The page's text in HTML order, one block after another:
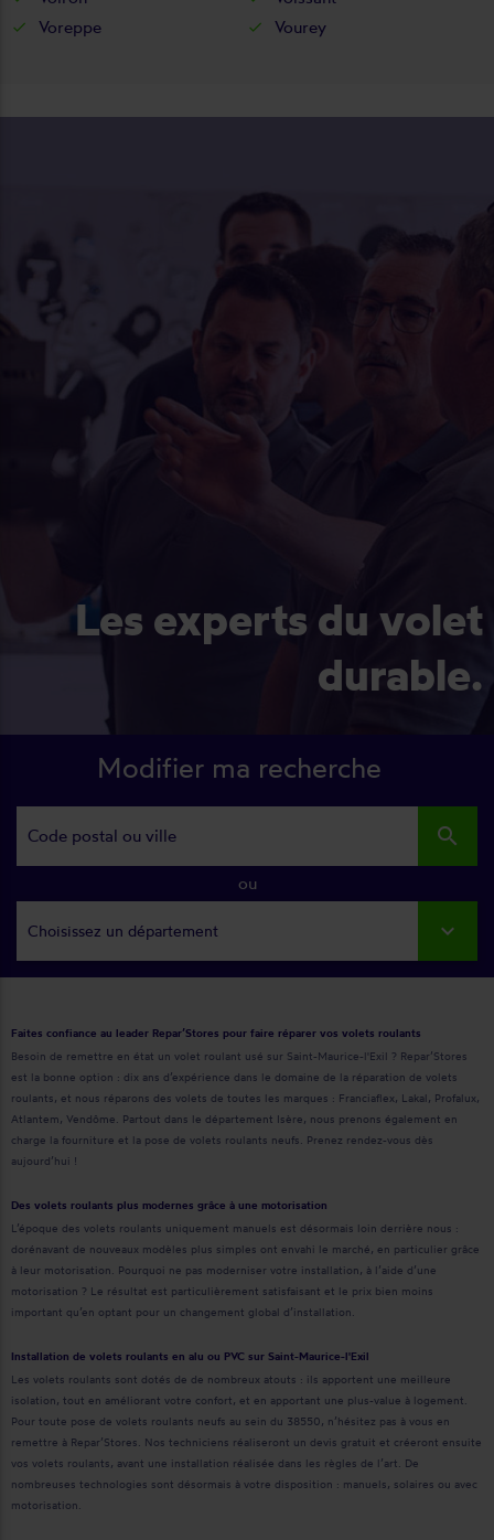
Voreppe
Vourey
Les experts du volet
durable.
Modifier ma recherche
search
ou
Choisissez un département
Faites confiance au leader Repar’Stores pour faire réparer vos volets roulants
Besoin de remettre en état un volet roulant usé sur Saint-Maurice-l'Exil ? Repar’Stores
est la bonne option : dix ans d’expérience dans le domaine de la réparation de volets
roulants, et nous réparons des volets de toutes les marques : Franciaflex, Lakal, Profalux,
Atlantem, Vendôme. Partout dans le département Isère, nous prenons également en
charge la fourniture et la pose de volets roulants neufs. Prenez rendez-vous dès
aujourd’hui !
Des volets roulants plus modernes grâce à une motorisation
L’époque des volets roulants uniquement manuels est désormais loin derrière nous :
dorénavant de nouveaux modèles plus simples ont envahi le marché, en particulier grâce
à leur motorisation. Pourquoi ne pas moderniser votre installation, à l’aide d’une
motorisation ? Le résultat est particulièrement satisfaisant et le prix bien moins
important qu’en optant pour un changement global d’installation.
Installation de volets roulants en alu ou PVC sur Saint-Maurice-l'Exil
Les volets roulants sont dotés de de nombreux atouts : ils apportent une meilleure
isolation, tout en améliorant votre confort, et en apportant une plus-value à logement.
Pour toute pose de volets roulants neufs au sein du 38550, n’hésitez pas à vous en
remettre à Repar’Stores. Nos techniciens réaliseront un devis gratuit et créeront ensuite
vos volets roulants, avant une installation réalisée dans les règles de l’art. De
nombreuses technologies sont désormais à votre disposition : manuels, solaires ou avec
motorisation.